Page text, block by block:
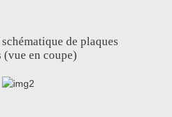
de plaques
en coupe)